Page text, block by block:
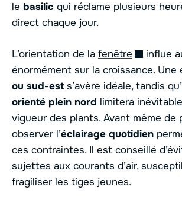
le basilic qui réclame plusieurs
direct chaque jour.
L’orientation de la fenêtre
influe
énormément sur la croissance. Une
ou sud-est s’avère idéale, tandis
orienté plein nord limitera
vigueur des plants. Avant même de
observer l’éclairage quotidien
ces contraintes. Il est conseillé
sujettes aux courants d’air,
fragiliser les tiges jeunes.